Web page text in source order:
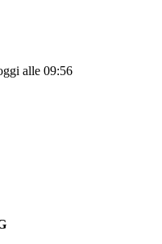
alle 09:56